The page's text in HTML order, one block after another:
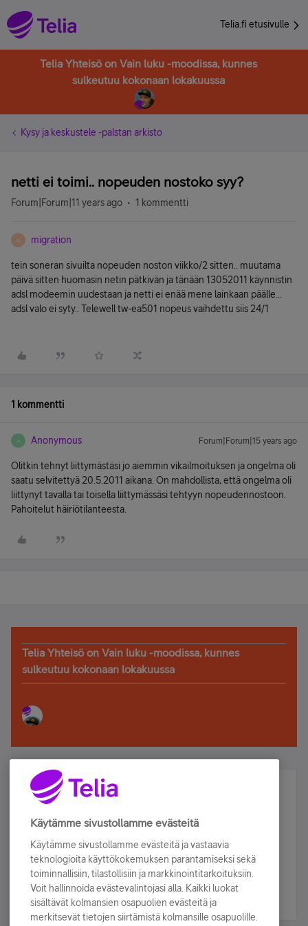
Telia.fi etusivulle
Telia Yhteisö on Vain luku -moodissa, kunnes
sulkeutuu kokonaan lokakuussa
Kysy ja keskustele -palstan arkisto
netti ei toimi.. nopeuden nostoko syy?
Forum|Forum|11 years ago 1 kommentti
M migration
tein soneran sivuilta nopeuden noston viikko/2 sitten.. muutama
päivä sitten huomasin netin pätkivän ja tänään 13052011 käynnistin
adsl modeemin uudestaan ja netti ei enää mene lainkaan päälle...
adsl valo ei syty.. Telewell tw-ea501 nopeus vaihdettu siis 24/1
1 kommentti
A Anonymous Forum|Forum|15 years ago
Olitkin tehnyt liittymästäsi jo aiemmin vikailmoituksen ja ongelma oli
saatu selvitettyä 20.5.2011 aikana. On mahdollista, että ongelma oli
liittynyt tavalla tai toisella liittymässäsi tehtyyn nopeudennostoon.
Pahoitelut häiriötilanteesta.
Telia Yhteisö on Vain luku -moodissa, kunnes
sulkeutuu kokonaan lokakuussa
Älä jää paitsi – osallistu ja voita!
Tilaa Telian uutiskirje ja olet mukana arvonnassa.
sähköpostiisi.
Tilaa nyt
Käytämme sivustollamme evästeitä
Käytämme sivustollamme evästeitä ja vastaavia
teknologioita käyttökokemuksen parantamiseksi sekä
toiminnallisiin, tilastollisiin ja markkinointitarkoituksiin.
Voit hallinnoida evästevalintojasi alla. Kaikki luokat
sisältävät kolmansien osapuolien evästeitä ja
merkitsevät tietojen siirtämistä kolmansille osapuolille.